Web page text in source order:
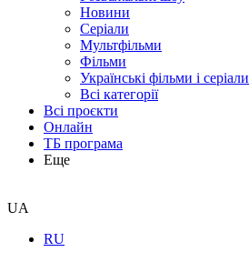
Новини
Серіали
Мультфільми
Фільми
Українські фільми і серіали
Всі категорії
Всі проєкти
Онлайн
ТБ програма
Еще
UA
RU